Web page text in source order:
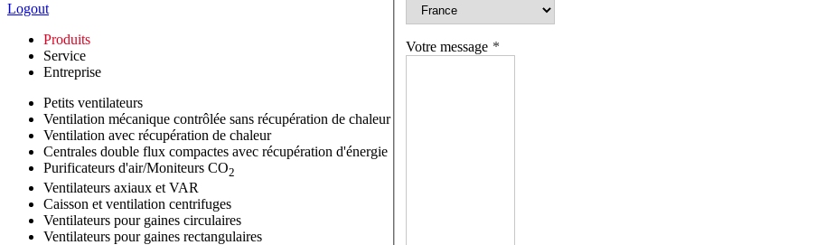
Logout
Produits
Service
Entreprise
Petits ventilateurs
Ventilation mécanique contrôlée sans récupération de chaleur
Ventilation avec récupération de chaleur
Centrales double flux compactes avec récupération d'énergie
Purificateurs d'air/Moniteurs CO2
Ventilateurs axiaux et VAR
Caisson et ventilation centrifuges
Ventilateurs pour gaines circulaires
Ventilateurs pour gaines rectangulaires
Votre message